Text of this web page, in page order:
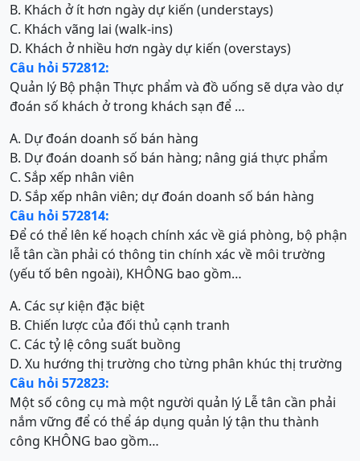
B. Khách ở ít hơn ngày dự kiến (understays)
C. Khách vãng lai (walk-ins)
D. Khách ở nhiều hơn ngày dự kiến (overstays)
Câu hỏi 572812:
Quản lý Bộ phận Thực phẩm và đồ uống sẽ dựa vào dự
đoán số khách ở trong khách sạn để …
A. Dự đoán doanh số bán hàng
B. Dự đoán doanh số bán hàng; nâng giá thực phẩm
C. Sắp xếp nhân viên
D. Sắp xếp nhân viên; dự đoán doanh số bán hàng
Câu hỏi 572814:
Để có thể lên kế hoạch chính xác về giá phòng, bộ phận
lễ tân cần phải có thông tin chính xác về môi trường
(yếu tố bên ngoài), KHÔNG bao gồm…
A. Các sự kiện đặc biệt
B. Chiến lược của đối thủ cạnh tranh
C. Các tỷ lệ công suất buồng
D. Xu hướng thị trường cho từng phân khúc thị trường
Câu hỏi 572823:
Một số công cụ mà một người quản lý Lễ tân cần phải
nắm vững để có thể áp dụng quản lý tận thu thành
công KHÔNG bao gồm…